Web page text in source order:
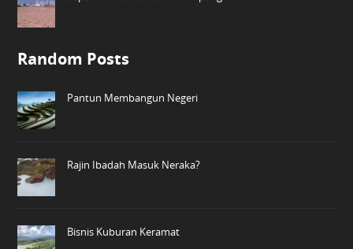
Random Posts
Pantun Membangun Negeri
Rajin Ibadah Masuk Neraka?
Bisnis Kuburan Keramat